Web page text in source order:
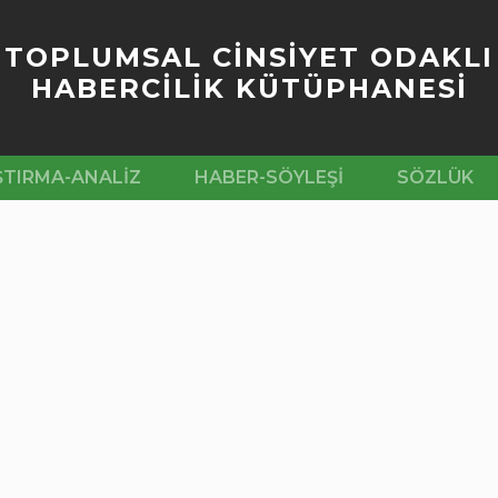
TOPLUMSAL CİNSİYET ODAKLI
HABERCİLİK KÜTÜPHANESİ
ANALIZ HABER-SÖYLEŞI SÖZLÜK